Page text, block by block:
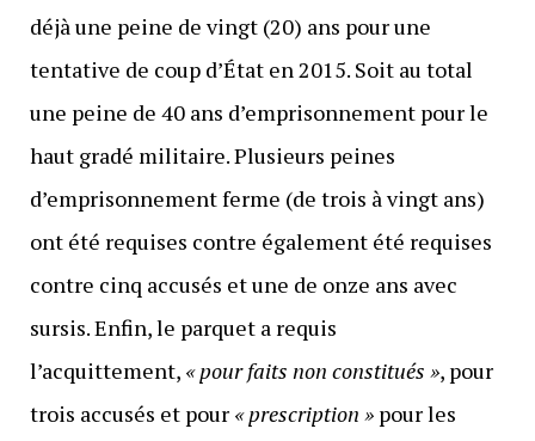
déjà une peine de vingt (20) ans pour une
tentative de coup d’État en 2015. Soit au total
une peine de 40 ans d’emprisonnement pour le
haut gradé militaire. Plusieurs peines
d’emprisonnement ferme (de trois à vingt ans)
ont été requises contre également été requises
contre cinq accusés et une de onze ans avec
sursis. Enfin, le parquet a requis
l’acquittement, « pour faits non constitués », pour
trois accusés et pour « prescription »pour les